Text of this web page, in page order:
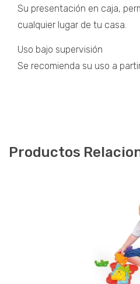
Su presentación en caja,
cualquier lugar de tu casa.
Uso bajo supervisión
Se recomienda su uso a
Productos